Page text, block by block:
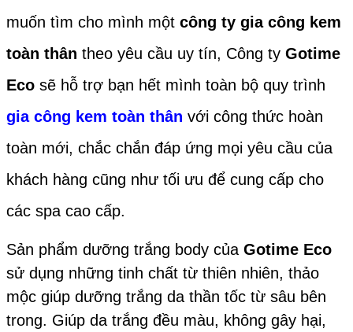
muốn tìm cho mình một công ty gia công kem
toàn thân theo yêu cầu uy tín, Công ty Gotime
Eco sẽ hỗ trợ bạn hết mình toàn bộ quy trình
gia công kem toàn thân với công thức hoàn
toàn mới, chắc chắn đáp ứng mọi yêu cầu của
khách hàng cũng như tối ưu để cung cấp cho
các spa cao cấp.
Sản phẩm dưỡng trắng body của Gotime Eco
sử dụng những tinh chất từ thiên nhiên, thảo
mộc giúp dưỡng trắng da thần tốc từ sâu bên
trong. Giúp da trắng đều màu, không gây hại,